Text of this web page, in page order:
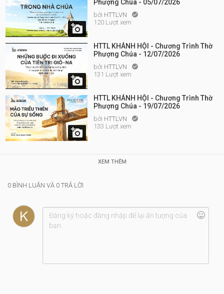

Phượng Chúa - 05/07/2026
bởi HTTLVN 
120 Lượt xem

HTTL KHÁNH HỘI - Chương Trình Thờ
Phượng Chúa - 12/07/2026
bởi HTTLVN 
131 Lượt xem

HTTL KHÁNH HỘI - Chương Trình Thờ
Phượng Chúa - 19/07/2026
bởi HTTLVN 
133 Lượt xem
XEM THÊM
0 BÌNH LUẬN VÀ 0 TRẢ LỜI